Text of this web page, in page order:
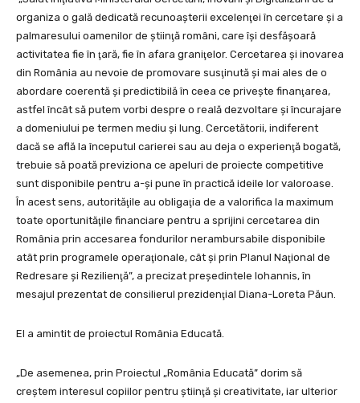
organiza o gală dedicată recunoaşterii excelenţei în cercetare şi a
palmaresului oamenilor de ştiinţă români, care îşi desfăşoară
activitatea fie în ţară, fie în afara graniţelor. Cercetarea şi inovarea
din România au nevoie de promovare susţinută şi mai ales de o
abordare coerentă şi predictibilă în ceea ce priveşte finanţarea,
astfel încât să putem vorbi despre o reală dezvoltare şi încurajare
a domeniului pe termen mediu şi lung. Cercetătorii, indiferent
dacă se află la începutul carierei sau au deja o experienţă bogată,
trebuie să poată previziona ce apeluri de proiecte competitive
sunt disponibile pentru a-şi pune în practică ideile lor valoroase.
În acest sens, autorităţile au obligaţia de a valorifica la maximum
toate oportunităţile financiare pentru a sprijini cercetarea din
România prin accesarea fondurilor nerambursabile disponibile
atât prin programele operaţionale, cât şi prin Planul Naţional de
Redresare şi Rezilienţă”, a precizat preşedintele Iohannis, în
mesajul prezentat de consilierul prezidenţial Diana-Loreta Păun.
El a amintit de proiectul România Educată.
„De asemenea, prin Proiectul „România Educată” dorim să
creştem interesul copiilor pentru ştiinţă şi creativitate, iar ulterior